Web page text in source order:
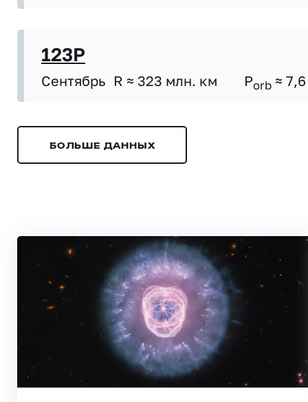
123P
Сентябрь R ≈ 323 млн. км Porb ≈ 7,6
БОЛЬШЕ ДАННЫХ